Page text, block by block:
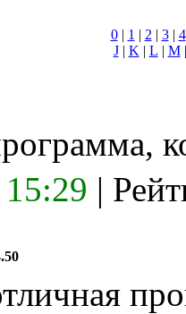
0| 1 | 2 | 3| 4
J| K | L | M
|